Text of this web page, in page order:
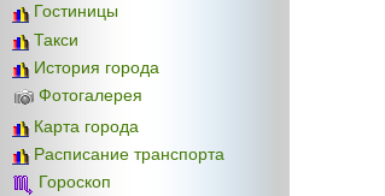
Гостиницы
Такси
История города
Фотогалерея
Карта города
Расписание транспорта
Гороскоп